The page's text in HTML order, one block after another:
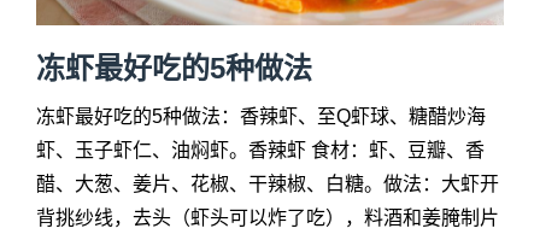
冻虾最好吃的5种做法
冻虾最好吃的5种做法：香辣虾、至Q虾球、糖醋炒海
虾、玉子虾仁、油焖虾。香辣虾 食材：虾、豆瓣、香
醋、大葱、姜片、花椒、干辣椒、白糖。做法：大虾开
背挑纱线，去头（虾头可以炸了吃），料酒和姜腌制片